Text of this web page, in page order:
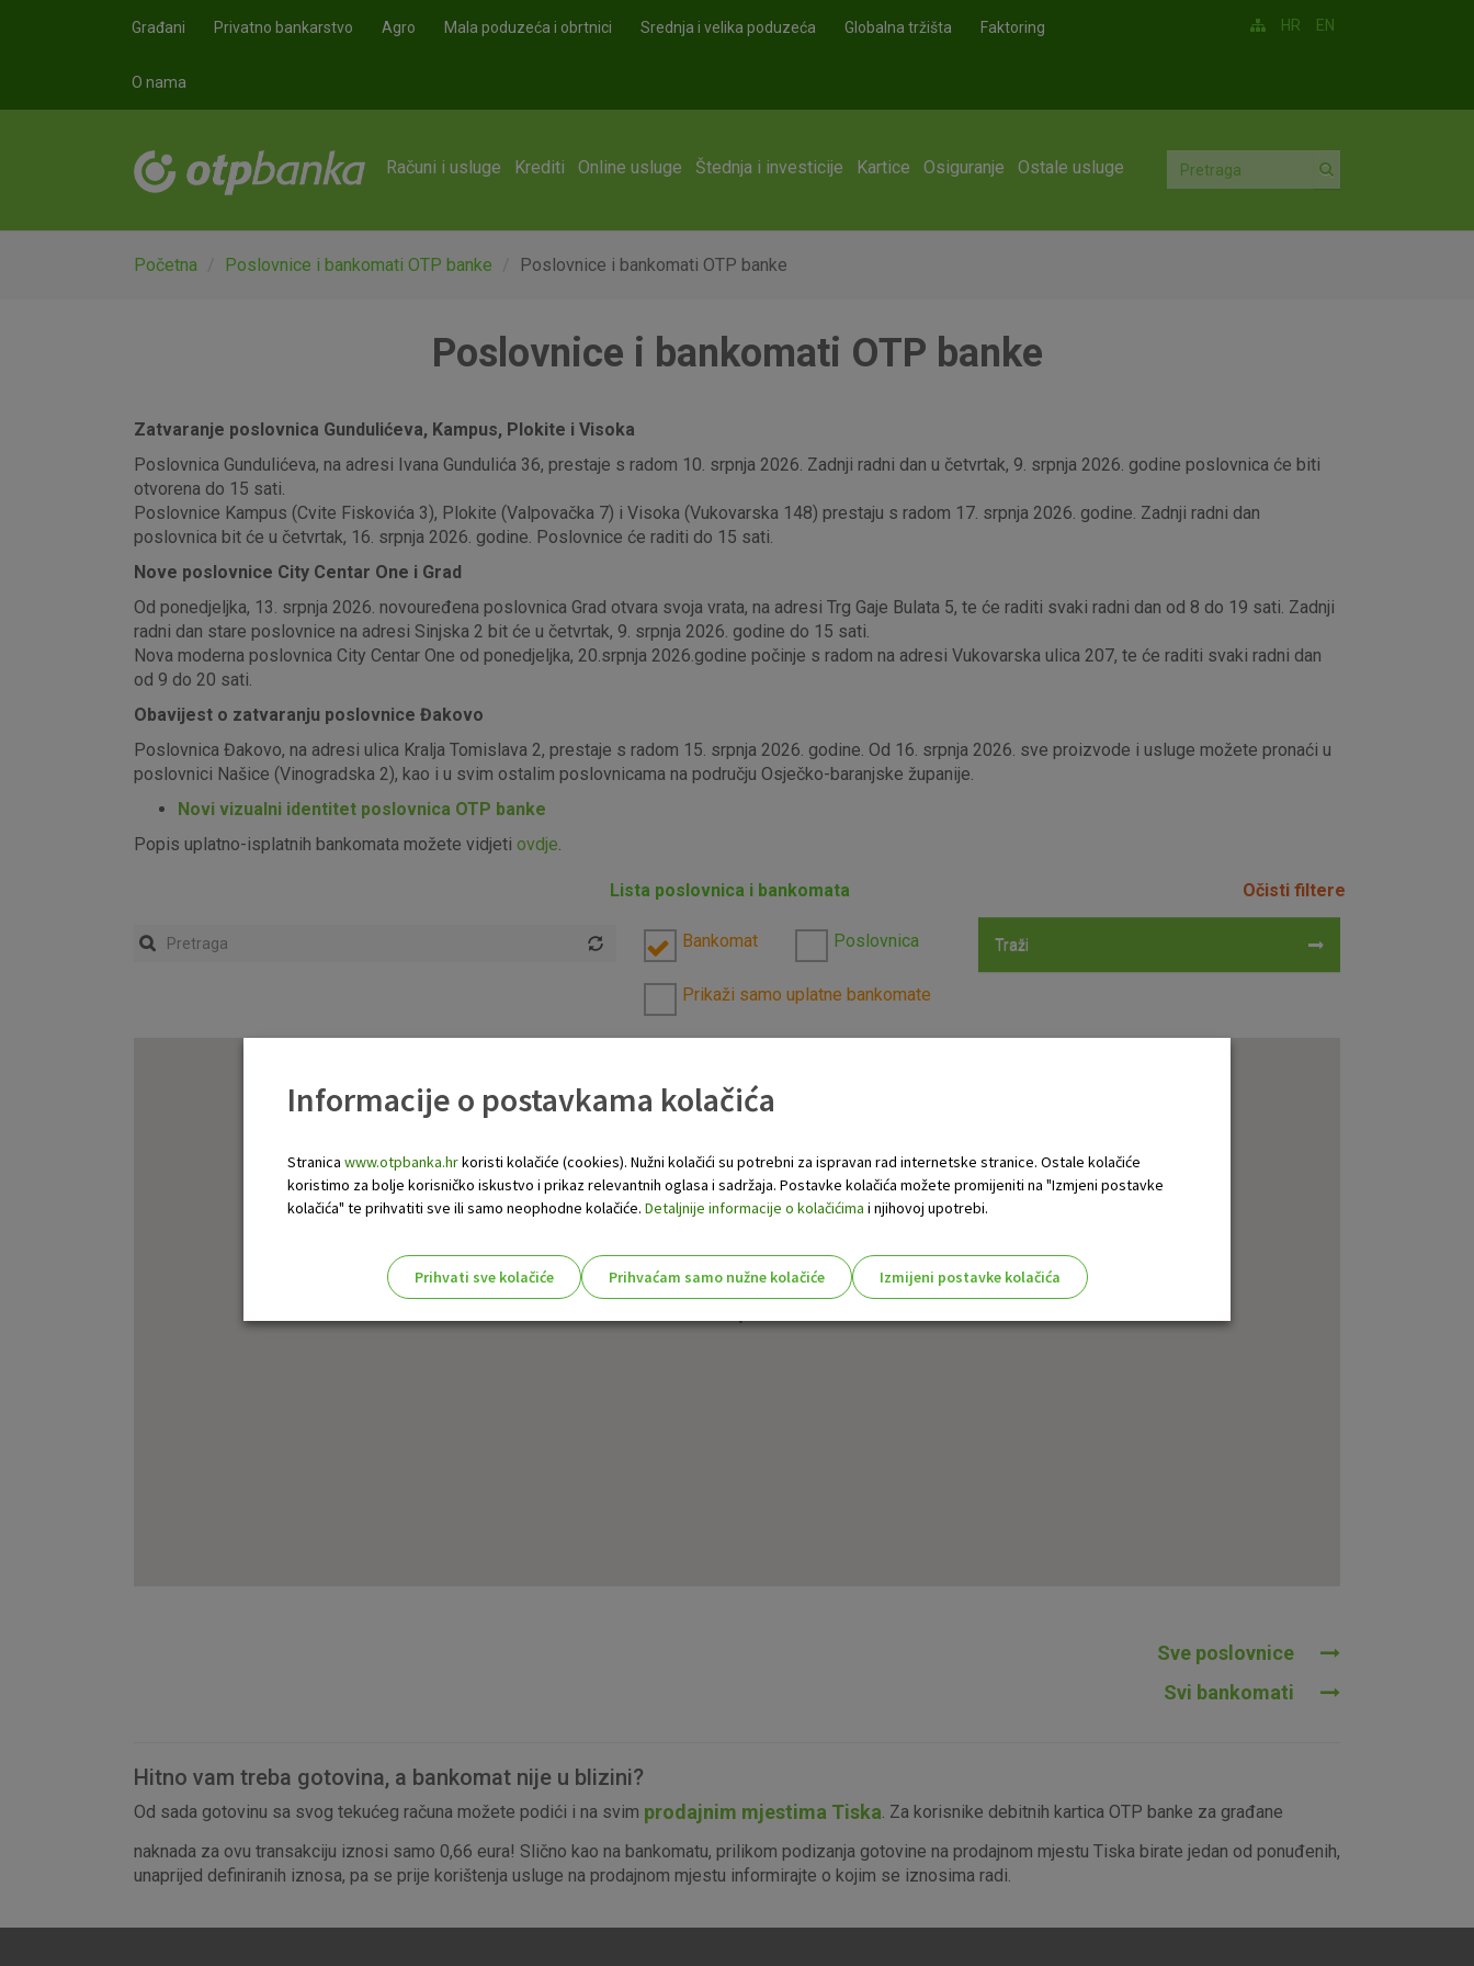
Građani Privatno bankarstvo Agro Mala poduzeća i obrtnici Srednja i velika poduzeća Globalna tržišta Faktoring
O nama
HR EN
Računi i usluge Krediti Online usluge Štednja i investicije Kartice Osiguranje Ostale usluge
Početna Poslovnice i bankomati OTP banke Poslovnice i bankomati OTP banke
Poslovnice i bankomati OTP banke
Zatvaranje poslovnica Gundulićeva, Kampus, Plokite i Visoka
Poslovnica Gundulićeva, na adresi Ivana Gundulića 36, prestaje s radom 10. srpnja 2026. Zadnji radni dan u četvrtak, 9. srpnja 2026. godine poslovnica će biti
otvorena do 15 sati.
Poslovnice Kampus (Cvite Fiskovića 3), Plokite (Valpovačka 7) i Visoka (Vukovarska 148) prestaju s radom 17. srpnja 2026. godine. Zadnji radni dan
poslovnica bit će u četvrtak, 16. srpnja 2026. godine. Poslovnice će raditi do 15 sati.
Nove poslovnice City Centar One i Grad
Od ponedjeljka, 13. srpnja 2026. novouređena poslovnica Grad otvara svoja vrata, na adresi Trg Gaje Bulata 5, te će raditi svaki radni dan od 8 do 19 sati. Zadnji
radni dan stare poslovnice na adresi Sinjska 2 bit će u četvrtak, 9. srpnja 2026. godine do 15 sati.
Nova moderna poslovnica City Centar One od ponedjeljka, 20.srpnja 2026.godine počinje s radom na adresi Vukovarska ulica 207, te će raditi svaki radni dan
od 9 do 20 sati.
Obavijest o zatvaranju poslovnice Đakovo
Poslovnica Đakovo, na adresi ulica Kralja Tomislava 2, prestaje s radom 15. srpnja 2026. godine. Od 16. srpnja 2026. sve proizvode i usluge možete pronaći u
poslovnici Našice (Vinogradska 2), kao i u svim ostalim poslovnicama na području Osječko-baranjske županije.
Novi vizualni identitet poslovnica OTP banke
Popis uplatno-isplatnih bankomata možete vidjeti ovdje.
Lista poslovnica i bankomata Očisti filtere
Bankomat Poslovnica Traži
Prikaži samo uplatne bankomate
Sve poslovnice
Svi bankomati
Hitno vam treba gotovina, a bankomat nije u blizini?
Od sada gotovinu sa svog tekućeg računa možete podići i na svim prodajnim mjestima Tiska. Za korisnike debitnih kartica OTP banke za građane
naknada za ovu transakciju iznosi samo 0,66 eura! Slično kao na bankomatu, prilikom podizanja gotovine na prodajnom mjestu Tiska birate jedan od ponuđenih,
unaprijed definiranih iznosa, pa se prije korištenja usluge na prodajnom mjestu informirajte o kojim se iznosima radi.
Informacije o postavkama kolačića
Stranica www.otpbanka.hrkoristi kolačiće (cookies). Nužni kolačići su potrebni za ispravan rad internetske stranice. Ostale kolačiće
koristimo za bolje korisničko iskustvo i prikaz relevantnih oglasa i sadržaja. Postavke kolačića možete promijeniti na "Izmjeni postavke
kolačića" te prihvatiti sve ili samo neophodne kolačiće. Detaljnije informacije o kolačićima i njihovoj upotrebi.
Prihvati sve kolačiće Prihvaćam samo nužne kolačiće
Izmijeni postavke kolačića
Marketinški